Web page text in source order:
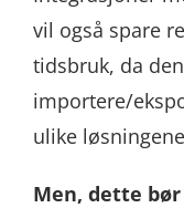
vil også spare
tidsbruk, da
importere/
ulike
Men, dette